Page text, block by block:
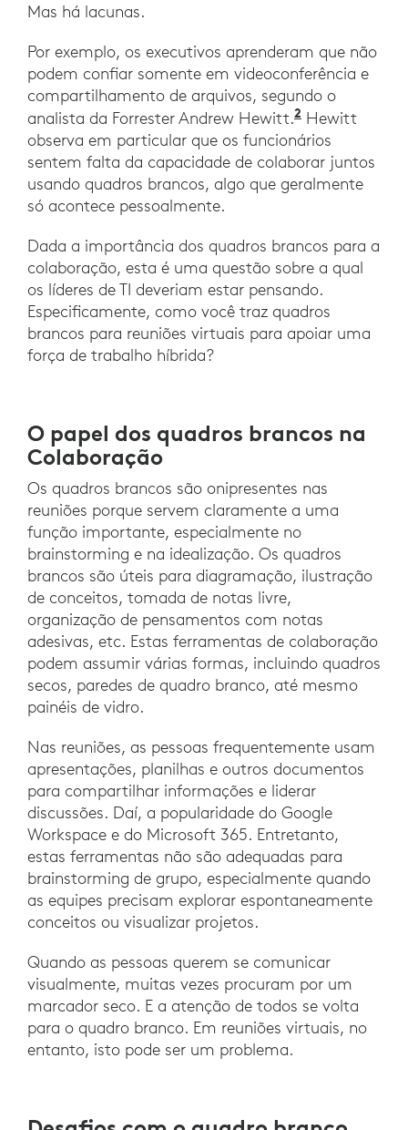
Mas há lacunas.
Por exemplo, os executivos aprenderam que não
podem confiar somente em videoconferência e
compartilhamento de arquivos, segundo o
analista da Forrester Andrew Hewitt.2 Roberto
Hewitt
observa em particular que os funcionários
sentem falta da capacidade de colaborar juntos
usando quadros brancos, algo que geralmente
só acontece pessoalmente.
Dada a importância dos quadros brancos para a
colaboração, esta é uma questão sobre a qual
os líderes de TI deveriam estar pensando.
Especificamente, como você traz quadros
brancos para reuniões virtuais para apoiar uma
força de trabalho híbrida?
O papel dos quadros brancos na
Colaboração
Os quadros brancos são onipresentes nas
reuniões porque servem claramente a uma
função importante, especialmente no
brainstorming e na idealização. Os quadros
brancos são úteis para diagramação, ilustração
de conceitos, tomada de notas livre,
organização de pensamentos com notas
adesivas, etc. Estas ferramentas de colaboração
podem assumir várias formas, incluindo quadros
secos, paredes de quadro branco, até mesmo
painéis de vidro.
Nas reuniões, as pessoas frequentemente usam
apresentações, planilhas e outros documentos
para compartilhar informações e liderar
discussões. Daí, a popularidade do Google
Workspace e do Microsoft 365. Entretanto,
estas ferramentas não são adequadas para
brainstorming de grupo, especialmente quando
as equipes precisam explorar espontaneamente
conceitos ou visualizar projetos.
Quando as pessoas querem se comunicar
visualmente, muitas vezes procuram por um
marcador seco. E a atenção de todos se volta
para o quadro branco. Em reuniões virtuais, no
entanto, isto pode ser um problema.